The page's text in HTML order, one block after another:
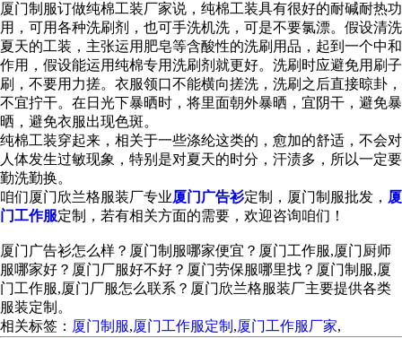
厦门制服订做纯棉工装厂家说，纯棉工装具有很好的耐碱耐热功
用，可用各种洗刷剂，也可手洗机洗，可是不要氯漂。假设清洗
夏天的工装，主张运用肥皂等含酸性的洗刷用品，起到一个中和
作用，假设能运用纯棉专用洗刷剂就更好。洗刷时应避免用刷子
刷，不要用力搓。衣服领口不能横向搓洗，洗刷之后直接晾卦，
不宜拧干。在日光下暴晒时，将里面朝外暴晒，宜阴干，避免暴
晒，避免衣服出现色斑。
纯棉工装穿起来，相关于一些涤纶这类的，愈加的舒适，不会对
人体发生过敏现象，特别是对夏天的时分，汗渍多，所以一定要
勤洗勤换。
咱们厦门欣兰格服装厂专业厦门广告衫定制，厦门制服批发， 厦
门工作服定制，若有相关方面的需要，欢迎咨询咱们！
厦门广告衫怎么样？厦门制服哪家便宜？厦门工作服,厦门厨师
服哪家好？厦门厂服好不好？厦门劳保服哪里找？厦门制服,厦
门工作服,厦门厂服怎么联系？厦门欣兰格服装厂主要提供各类
服装定制。
相关标签： 厦门制服,厦门工作服定制 ,厦门工作服厂家,